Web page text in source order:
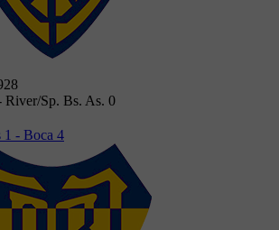
River/Sp. Bs. As. 0
1 - Boca 4